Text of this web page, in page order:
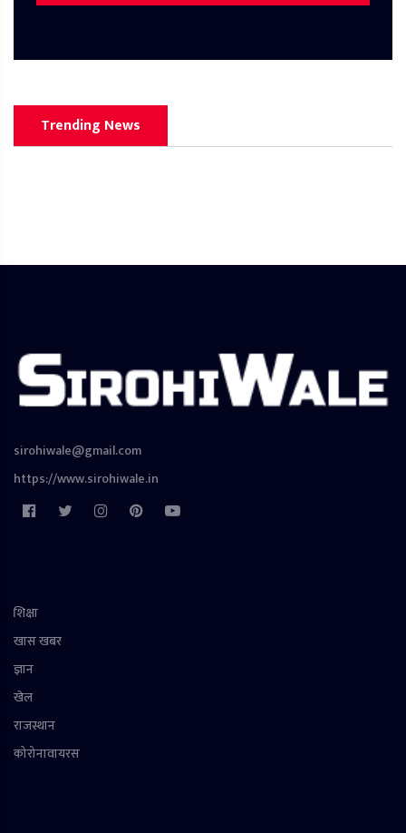
Trending News
sirohiwale@gmail.com
https://www.sirohiwale.in
शिक्षा
खास खबर
ज्ञान
खेल
राजस्थान
कोरोनावायरस